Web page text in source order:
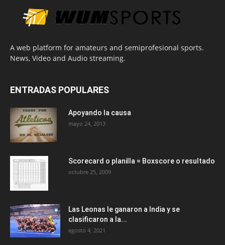
A web platform for amateurs and semiprofesional sports.
News, Video and Audio streaming.
ENTRADAS POPULARES
Apoyando la causa
mayo 24, 2013
Scorecard o planilla = Boxscore o resultado
octubre 25, 2009
Las Leonas le ganaron a India y se
clasificaron a la...
agosto 4, 2021